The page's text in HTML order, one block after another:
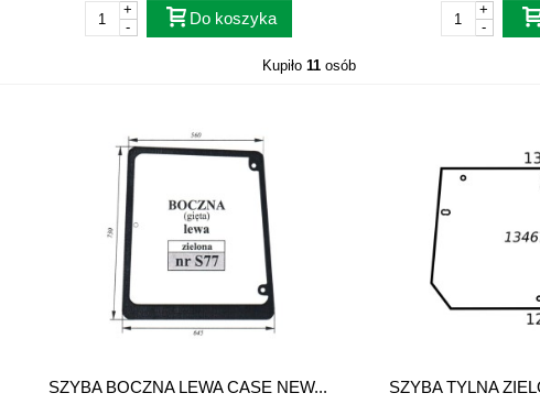
-
+ Do koszyka
Kupiło 11osób
-
+
SZYBA BOCZNA LEWA CASE NEW...
SZYBA TYLNA